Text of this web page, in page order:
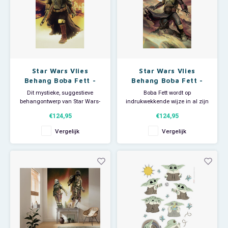
Star Wars Vlies
Behang Boba Fett -
150x250 cm
Dit mystieke, suggestieve
behangontwerp van Star Wars-
heldere oranje-gele tinten die
warmte in de kamer
verspreiden en de kijkers naar
een andere wereld voeren. -
€124,95
Vergelijk
Star Wars Vlies
Behang Boba Fett -
150x250 cm
Boba Fett wordt op
indrukwekkende wijze in al zijn
Wars fotobehang. Het
dynamische samenspel van
licht en aardse kleuren geeft de
kamer een krachtige energie.
zich direct thuis voelen bij de l
€124,95
Vergelijk